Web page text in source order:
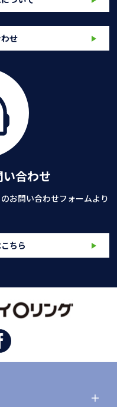
せ
合わせ
お問い合わせフォームより
ちら